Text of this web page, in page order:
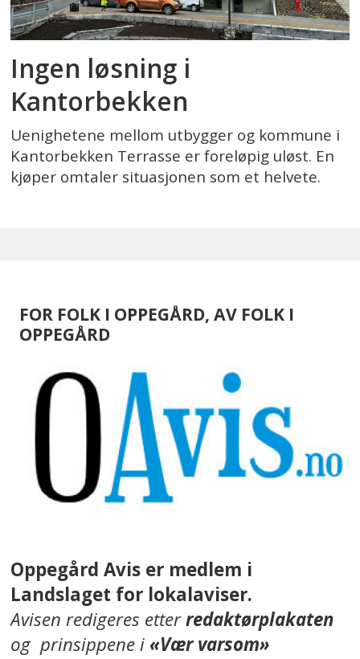
Ingen løsning i
Kantorbekken
Uenighetene mellom utbygger og kommune i
Kantorbekken Terrasse er foreløpig uløst. En
kjøper omtaler situasjonen som et helvete.
FOR FOLK I OPPEGÅRD, AV FOLK I
OPPEGÅRD
Oppegård Avis er medlem i
Landslaget for lokalaviser.
Avisen redigeres etterredaktørplakaten
og prinsippene i«Vær varsom»